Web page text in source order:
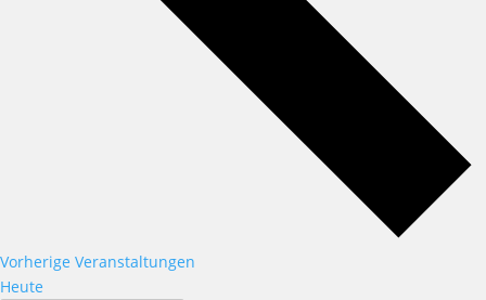
Vorherige Veranstaltungen
Heute